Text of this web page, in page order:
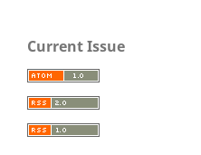
Current Issue